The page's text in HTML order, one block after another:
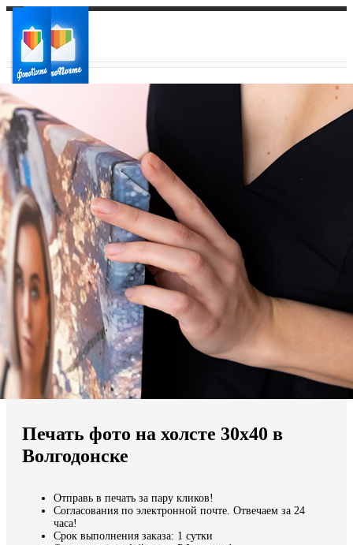
Ваш город:
Ваш регион доставки
Выберите из списка:
Мы доставляем по всему миру
Продолжить без города
Печать фото на холсте 30х40 в
Волгодонске
Отправь в печать за пару кликов!
Согласования по электронной почте. Отвечаем за 24
часа!
Срок выполнения заказа: 1 сутки